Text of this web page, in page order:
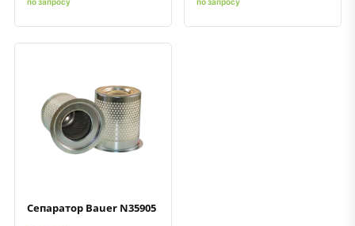
Быстрый просмотрДобавить к сравнению
Добавить в избранное
Сепаратор Bauer N35905